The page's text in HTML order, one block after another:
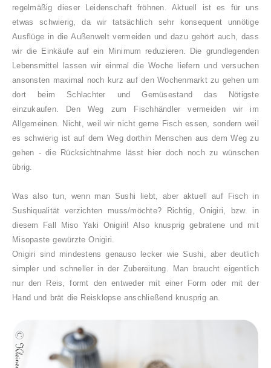
regelmäßig dieser Leidenschaft fröhnen. Aktuell ist es für uns
etwas schwierig, da wir tatsächlich sehr konsequent unnötige
Ausflüge in die Außenwelt vermeiden und dazu gehört auch, dass
wir die Einkäufe auf ein Minimum reduzieren. Die grundlegenden
Lebensmittel lassen wir einmal die Woche liefern und versuchen
ansonsten maximal noch kurz auf den Wochenmarkt zu gehen um
dort beim Schlachter und Gemüsestand das Nötigste
einzukaufen.
Den Weg zum Fischhändler vermeiden wir im
Allgemeinen. Nicht, weil wir nicht gerne Fisch essen, sondern weil
es schwierig ist auf dem Weg dorthin Menschen aus dem Weg zu
gehen - die Rücksichtnahme lässt hier doch noch zu wünschen
übrig.
Was also tun, wenn man Sushi liebt, aber aktuell auf Fisch in
Sushiqualität verzichten muss/möchte? Richtig, Onigiri, bzw. in
diesem Fall Miso Yaki Onigiri! Also knusprig gebratene und mit
Misopaste gewürzte Onigiri.
Onigiri sind mindestens genauso lecker wie Sushi, aber deutlich
simpler und schneller in der Zubereitung. Man braucht eigentlich
nur den Reis, formt den entweder mit einer Form oder mit der
Hand und brät die Reisklopse anschließend knusprig an.